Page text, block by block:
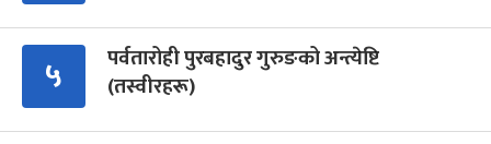
५
पर्वतारोही पुरबहादुर गुरुङको अन्त्येष्टि
(तस्वीरहरू)